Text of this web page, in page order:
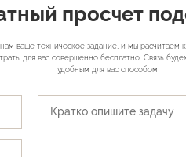
просчет
ваше техническое задание, и мы расчитаем
для вас совершенно бесплатно. Связь
удобным для вас способом